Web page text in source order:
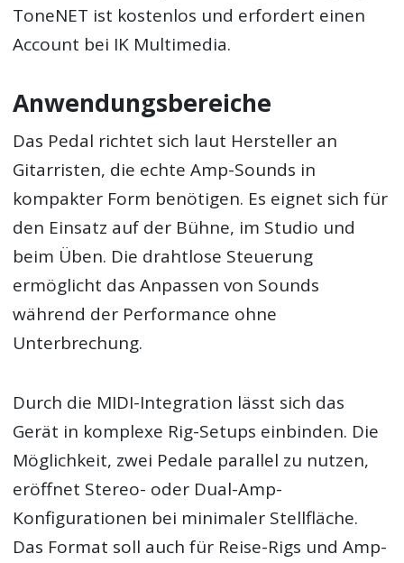
ToneNET ist kostenlos und erfordert einen
Account bei IK Multimedia.
Anwendungsbereiche
Das Pedal richtet sich laut Hersteller an
Gitarristen, die echte Amp-Sounds in
kompakter Form benötigen. Es eignet sich für
den Einsatz auf der Bühne, im Studio und
beim Üben. Die drahtlose Steuerung
ermöglicht das Anpassen von Sounds
während der Performance ohne
Unterbrechung.
Durch die MIDI-Integration lässt sich das
Gerät in komplexe Rig-Setups einbinden. Die
Möglichkeit, zwei Pedale parallel zu nutzen,
eröffnet Stereo- oder Dual-Amp-
Konfigurationen bei minimaler Stellfläche.
Das Format soll auch für Reise-Rigs und Amp-